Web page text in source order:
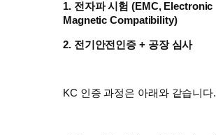
1. 전자파 시험 (EMC, Electronic
Magnetic Compatibility)
2. 전기안전인증 + 공장 심사
KC 인증 과정은 아래와 같습니다.